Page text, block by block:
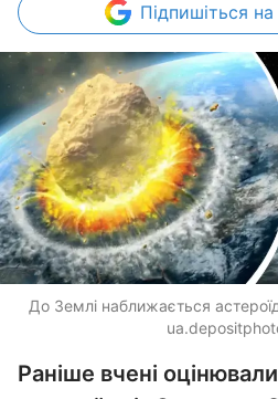
Підпишіться
До Землі наближається
Раніше вчені